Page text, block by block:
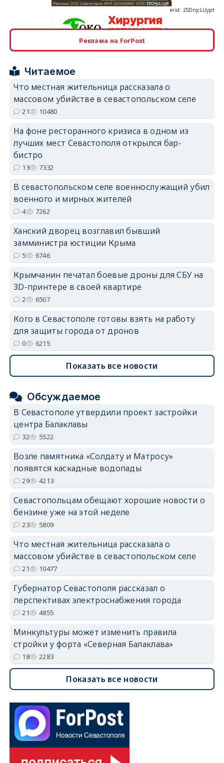
erid: 2SDnjcrDNw6
Реклама на ForPost
Читаемое
Что местная жительница рассказала о
массовом убийстве в севастопольском селе
21 10480
На фоне ресторанного кризиса в одном из
лучших мест Севастополя открылся бар-
бистро
13 7332
В севастопольском селе военнослужащий убил
военного и мирных жителей
4 7262
Ханский дворец возглавил бывший
замминистра юстиции Крыма
5 6746
Крымчанин печатал боевые дроны для СБУ на
3D-принтере в своей квартире
2 6507
Кого в Севастополе готовы взять на работу
для защиты города от дронов
0 6215
Показать все новости
Обсуждаемое
В Севастополе утвердили проект застройки
центра Балаклавы
32 5522
Возле памятника «Солдату и Матросу»
появятся каскадные водопады
29 4213
Севастопольцам обещают хорошие новости о
бензине уже на этой неделе
23 5809
Что местная жительница рассказала о
массовом убийстве в севастопольском селе
21 10477
Губернатор Севастополя рассказал о
перспективах электроснабжения города
21 4855
Минкультуры может изменить правила
стройки у форта «Северная Балаклава»
18 2283
Показать все новости